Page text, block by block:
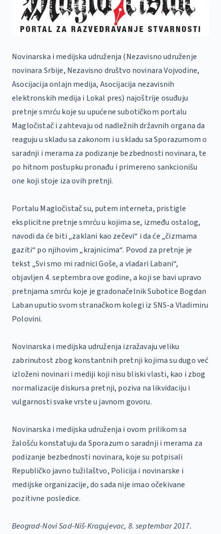
Novinarska i medijska udruženja (Nezavisno udruženje
novinara Srbije, Nezavisno društvo novinara Vojvodine,
Asocijacija onlajn medija, Asocijacija nezavisnih
elektronskih medija i Lokal pres) najoštrije osuđuju
pretnje smrću koje su upućene subotičkom portalu
Magločistač i zahtevaju od nadležnih državnih organa da
reaguju u skladu sa zakonom i u skladu sa Sporazumom o
saradnji i merama za podizanje bezbednosti novinara, te
po hitnom postupku pronađu i primereno sankcionišu
one koji stoje iza ovih pretnji.
Portalu Magločistač su, putem interneta, pristigle
eksplicitne pretnje smrću u kojima se, između ostalog,
navodi da će biti „zaklani kao zečevi“ i da će „čizmama
gaziti“ po njihovim „krajnicima“. Povod za pretnje je
tekst „Svi smo mi radnici Goše, a vladari Labani“,
objavljen 4. septembra ove godine, a koji se bavi upravo
pretnjama smrću koje je gradonačelnik Subotice Bogdan
Laban uputio svom stranačkom kolegi iz SNS-a Vladimiru
Polovini.
Novinarska i medijska udruženja izražavaju veliku
zabrinutost zbog konstantnih pretnji kojima su dugo već
izloženi novinari i mediji koji nisu bliski vlasti, kao i zbog
normalizacije diskursa pretnji, poziva na likvidaciju i
vulgarnosti svake vrste u javnom govoru.
Novinarska i medijska udruženja i ovom prilikom sa
žalošću konstatuju da Sporazum o saradnji i merama za
podizanje bezbednosti novinara, koje su potpisali
Republičko javno tužilaštvo, Policija i novinarske i
medijske organizacije, do sada nije imao očekivane
pozitivne posledice.
Beograd-Novi Sad-Niš-Kragujevac, 8. septembar 2017.